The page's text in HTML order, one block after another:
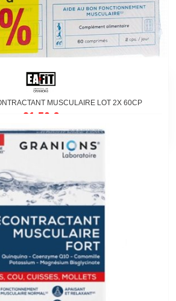
MUSCULAIRE LOT 2X 60CP
21,50 €